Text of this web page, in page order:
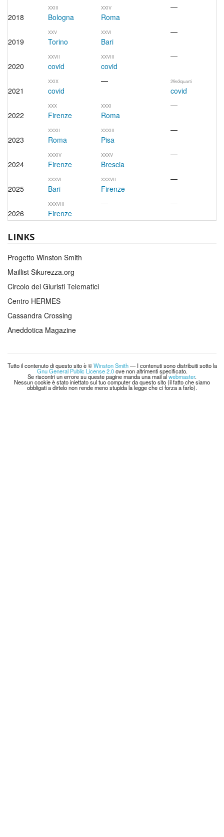
2018
XXIII
Bologna
XXIV
Roma
—
2019
XXV
Torino
XXVI
Bari
—
2020
XXVII
covid
XXVIII
covid
—
2021
XXIX
covid
— 29e3quarti
covid
2022
XXX
Firenze
XXXI
Roma
—
2023
XXXII
Roma
XXXIII
Pisa
—
2024
XXXIV
Firenze
XXXV
Brescia
—
2025
XXXVI
Bari
XXXVII
Firenze
—
2026
XXXVIII
Firenze
— —
LINKS
Progetto Winston Smith
Maillist Sikurezza.org
Circolo dei Giuristi Telematici
Centro HERMES
Cassandra Crossing
Aneddotica Magazine
Tutto il contenuto di questo sito è ©Winston Smith— I contenuti sono distribuiti sotto la
Gnu General Public License 2.0ove non altrimenti specificato.
Se riscontri un errore su queste pagine manda una mail alwebmaster.
Nessun cookie è stato iniettato sul tuo computer da questo sito (il fatto che siamo
obbligati a dirtelo non rende meno stupida la legge che ci forza a farlo).